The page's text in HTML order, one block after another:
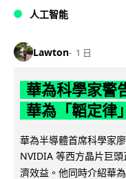
人工智能
Lawton 1 日
華為科學家警
華為「韜定律
華為半導體首席科學家
NVIDIA 等西方晶片巨
濟效益。他同時介紹華